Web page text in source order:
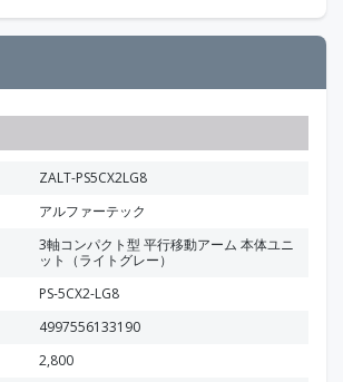
ZALT-PS5CX2LG8
アルファーテック
3軸コンパクト型 平行移動アーム 本体ユニ
ット（ライトグレー）
PS-5CX2-LG8
4997556133190
2,800